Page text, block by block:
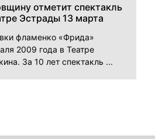
отметит спектакль
Эстрады 13 марта
фламенко «Фрида»
2009 года в Театре
За 10 лет спектакль ...